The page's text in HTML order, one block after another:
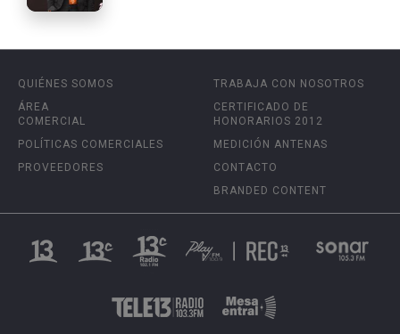
QUIÉNES SOMOS
ÁREA
COMERCIAL
POLÍTICAS COMERCIALES
PROVEEDORES
TRABAJA CON NOSOTROS
CERTIFICADO DE
HONORARIOS 2012
MEDICIÓN ANTENAS
CONTACTO
BRANDED CONTENT